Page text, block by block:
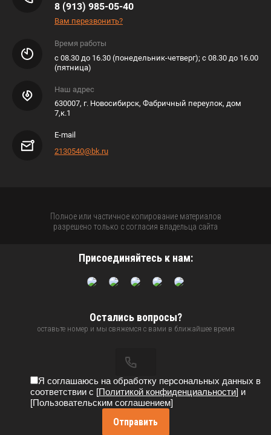
8 (913) 985-05-40
Вам перезвонить?
Время работы
с 08.30 до 16.30 (понедельник-четверг); с 08.30 до 16.00
(пятница)
Наш адрес
630007, г. Новосибирск, Фабричный переулок, дом
7,к.1
E-mail
2130540@bk.ru
Полное или частичное копирование материалов
разрешено только с согласия владельца сайта
Присоединяйтесь к нам:
Остались вопросы?
оставьте номер и мы свяжемся с вами в ближайшее время
Я соглашаюсь на обработку персональных данных в
соответствии с [Политикой конфиденциальности] и
[Пользовательским соглашением]
Отправить